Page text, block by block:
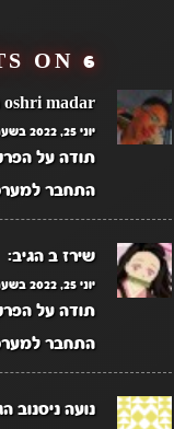
6 THOUGHTS ON “
oshri madar
יוני 25, 2022 בשעה 7:07 am
תודה על
התחבר
שירז ב הגיב:
יוני 25, 2022 בשעה 9:22 pm
תודה על
התחבר
נועה ניסנוב